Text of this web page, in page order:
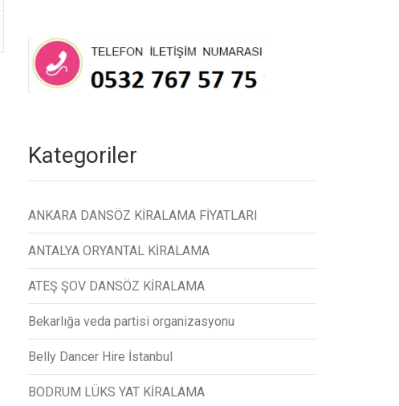
Kategoriler
ANKARA DANSÖZ KİRALAMA FİYATLARI
ANTALYA ORYANTAL KİRALAMA
ATEŞ ŞOV DANSÖZ KİRALAMA
Bekarlığa veda partisi organizasyonu
Belly Dancer Hire İstanbul
BODRUM LÜKS YAT KİRALAMA